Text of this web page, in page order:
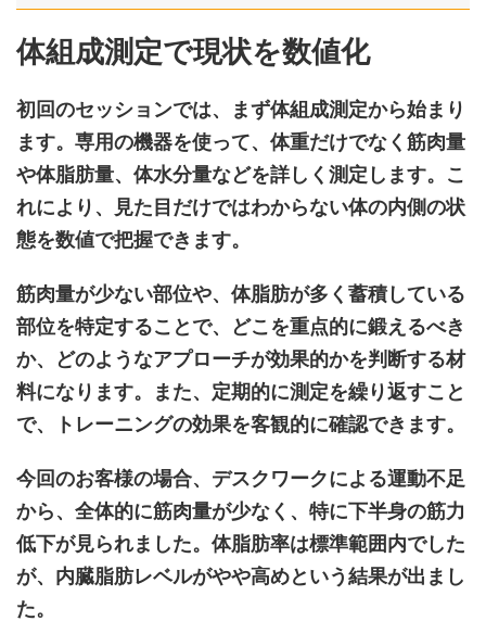
体組成測定で現状を数値化
初回のセッションでは、まず体組成測定から始まり
ます。専用の機器を使って、体重だけでなく筋肉量
や体脂肪量、体水分量などを詳しく測定します。こ
れにより、見た目だけではわからない体の内側の状
態を数値で把握できます。
筋肉量が少ない部位や、体脂肪が多く蓄積している
部位を特定することで、どこを重点的に鍛えるべき
か、どのようなアプローチが効果的かを判断する材
料になります。また、定期的に測定を繰り返すこと
で、トレーニングの効果を客観的に確認できます。
今回のお客様の場合、デスクワークによる運動不足
から、全体的に筋肉量が少なく、特に下半身の筋力
低下が見られました。体脂肪率は標準範囲内でした
が、内臓脂肪レベルがやや高めという結果が出まし
た。